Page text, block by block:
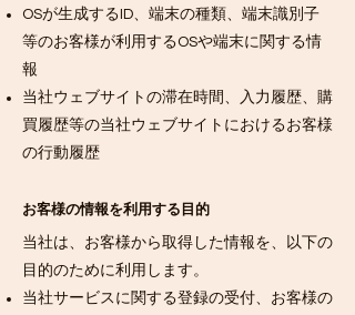
OSが生成するID、端末の種類、端末識別子
等のお客様が利用するOSや端末に関する情
報
当社ウェブサイトの滞在時間、入力履歴、購
買履歴等の当社ウェブサイトにおけるお客様
の行動履歴
お客様の情報を利用する目的
当社は、お客様から取得した情報を、以下の
目的のために利用します。
当社サービスに関する登録の受付、お客様の